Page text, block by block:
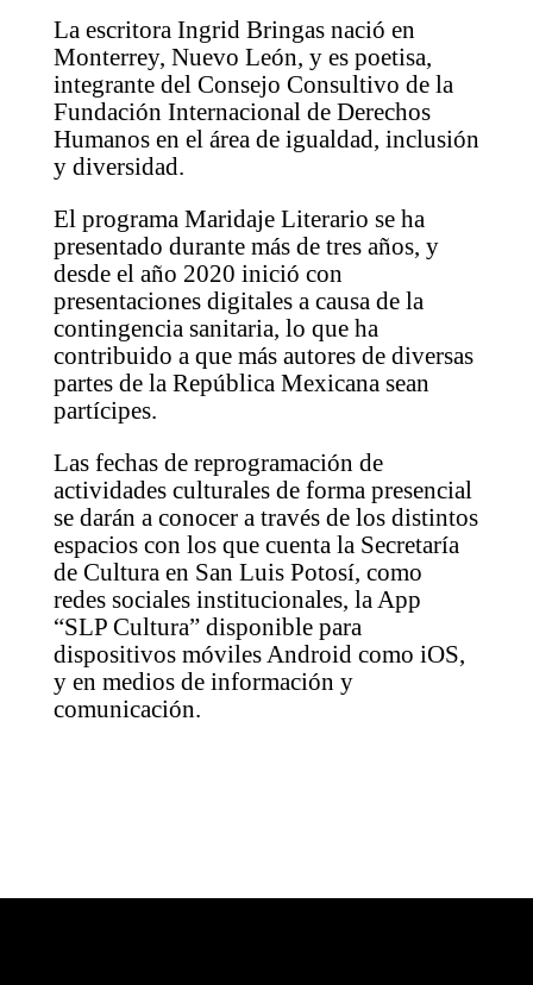
La escritora Ingrid Bringas nació en
Monterrey, Nuevo León, y es poetisa,
integrante del Consejo Consultivo de la
Fundación Internacional de Derechos
Humanos en el área de igualdad, inclusión
y diversidad.
El programa Maridaje Literario se ha
presentado durante más de tres años, y
desde el año 2020 inició con
presentaciones digitales a causa de la
contingencia sanitaria, lo que ha
contribuido a que más autores de diversas
partes de la República Mexicana sean
partícipes.
Las fechas de reprogramación de
actividades culturales de forma presencial
se darán a conocer a través de los distintos
espacios con los que cuenta la Secretaría
de Cultura en San Luis Potosí, como
redes sociales institucionales, la App
“SLP Cultura” disponible para
dispositivos móviles Android como iOS,
y en medios de información y
comunicación.